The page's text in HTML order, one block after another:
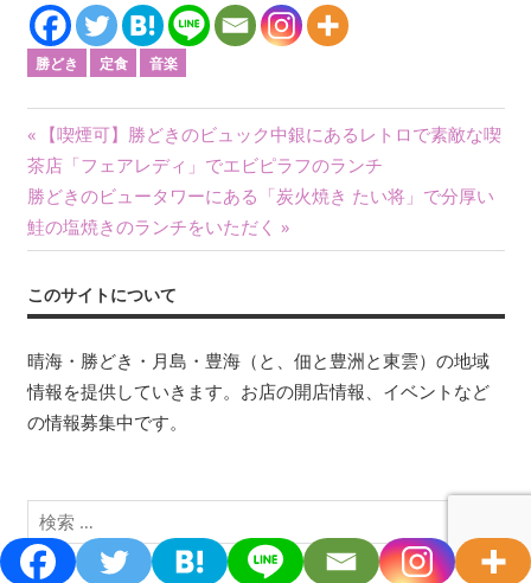
勝どき 定食 音楽
投
稿
ナ
ビ
ゲ
ー
シ
ン
前
の
記
事:
【喫煙可】勝どきのビュック中銀にあるレトロで素敵な喫
茶店「フェアレディ」でエビピラフのランチ
次
の
記
事:
勝どきのビュータワーにある「炭火焼き たい将」で分厚い
鮭の塩焼きのランチをいただく
このサイトについて
晴海・勝どき・月島・豊海（と、佃と豊洲と東雲）の地域
情報を提供していきます。お店の開店情報、イベントなど
の情報募集中です。